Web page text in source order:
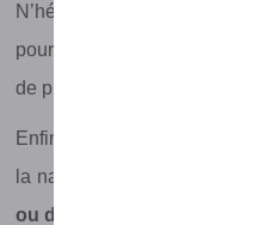
N’hésitez pas à utiliser ces
pour reformuler des textes
de proposer
Enfin l’IA peut être utilisée
la navigation, telles que des
ou des zooms très difficiles